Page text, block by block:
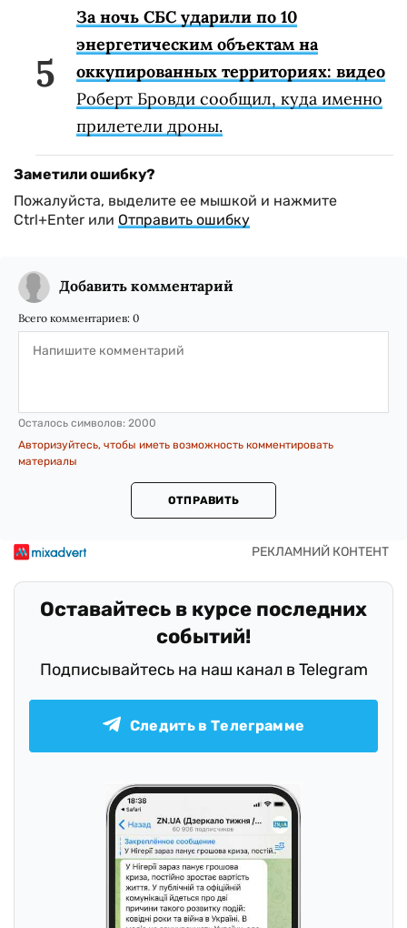
За ночь СБС ударили по 10
энергетическим объектам на
оккупированных территориях: видео
Роберт Бровди сообщил, куда именно
прилетели дроны.
Заметили ошибку?
Пожалуйста, выделите ее мышкой и нажмите
Ctrl+Enter или Отправить ошибку
Добавить комментарий
Всего комментариев: 0
Осталось символов: 2000
Авторизуйтесь, чтобы иметь возможность комментировать
материалы
ОТПРАВИТЬ
Оставайтесь в курсе последних
событий!
Подписывайтесь на наш канал в Telegram
Следить в Телеграмме